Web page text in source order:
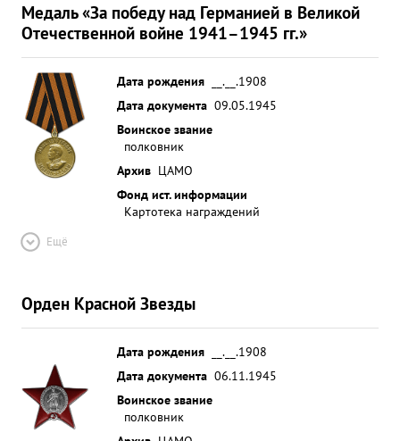
Медаль «За победу над Германией в Великой
Отечественной войне 1941–1945 гг.»
Дата рождения
__.__.1908
Дата документа 09.05.1945
Воинское звание
полковник
Архив ЦАМО
Фонд ист. информации
Картотека награждений
Ещё
Орден Красной Звезды
Дата рождения
__.__.1908
Дата документа 06.11.1945
Воинское звание
полковник